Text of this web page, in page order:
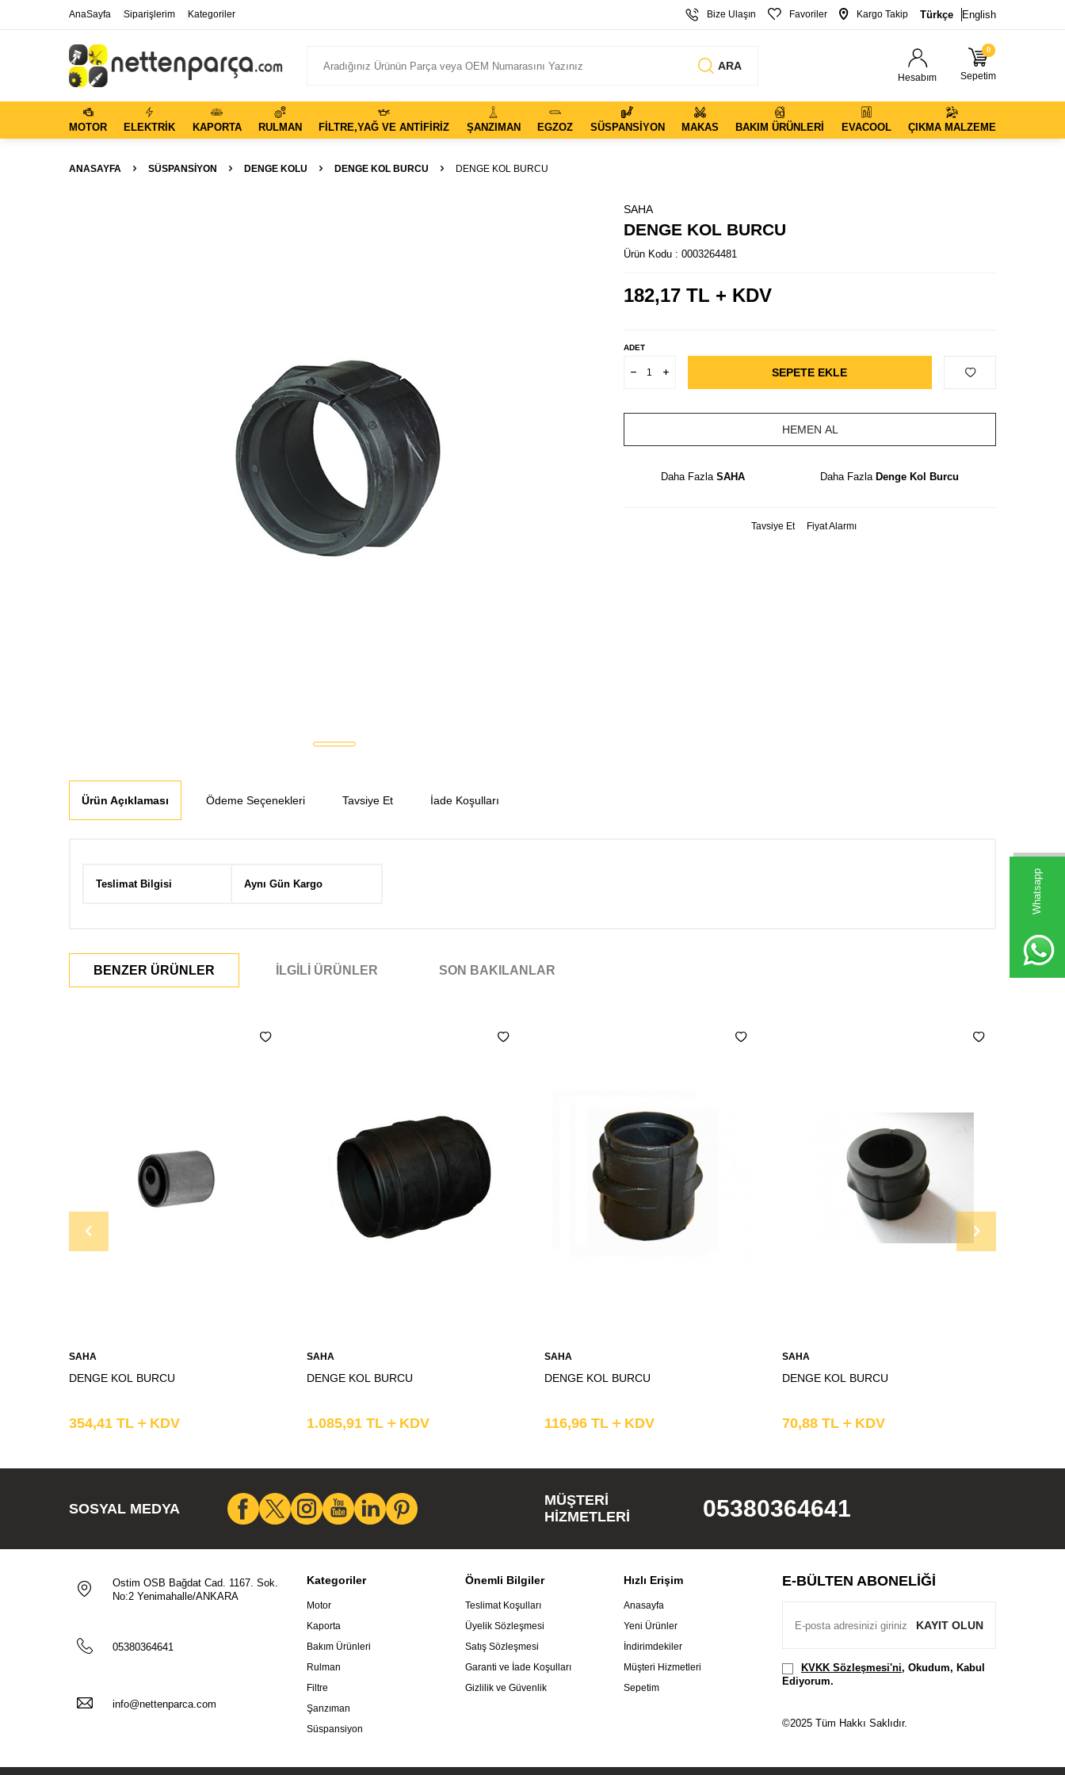
Whatsapp
AnaSayfa Siparişlerim Kategoriler Bize Ulaşın Favoriler Kargo Takip Türkçe English
ARA
Hesabım
0
Sepetim
MOTOR ELEKTRIK KAPORTA RULMAN FILTRE,YAĞ VE ANTIFIRIZ ŞANZIMAN EGZOZ SÜSPANSIYON MAKAS BAKIM ÜRÜNLERI EVACOOL ÇIKMA MALZEME
ANASAYFA SÜSPANSIYON DENGE KOLU DENGE KOL BURCU DENGE KOL BURCU
SAHA
DENGE KOL BURCU
Ürün Kodu : 0003264481
182,17 TL + KDV
ADET
SEPETE EKLE
HEMEN AL
Daha FazlaSAHA Daha Fazla Denge Kol Burcu
Tavsiye Et Fiyat Alarmı
Ürün Açıklaması Ödeme Seçenekleri Tavsiye Et İade Koşulları
Teslimat Bilgisi Aynı Gün Kargo
BENZER ÜRÜNLER İLGILI ÜRÜNLER SON BAKILANLAR
SAHA
DENGE KOL BURCU
354,41 TL KDV
SAHA
DENGE KOL BURCU
1.085,91 TL KDV
SAHA
DENGE KOL BURCU
116,96 TL KDV
SAHA
DENGE KOL BURCU
70,88 TL KDV
SOSYAL MEDYA
MÜŞTERI
HIZMETLERI
05380364641
Ostim OSB Bağdat Cad. 1167. Sok.
No:2 Yenimahalle/ANKARA
05380364641
info@nettenparca.com
Kategoriler
Motor
Kaporta
Bakım Ürünleri
Rulman
Filtre
Şanzıman
Süspansiyon
Önemli Bilgiler
Teslimat Koşulları
Üyelik Sözleşmesi
Satış Sözleşmesi
Garanti ve İade Koşulları
Gizlilik ve Güvenlik
Hızlı Erişim
Anasayfa
Yeni Ürünler
İndirimdekiler
Müşteri Hizmetleri
Sepetim
E-BÜLTEN ABONELIĞI
KAYIT OLUN
KVKK Sözleşmesi'ni, Okudum, Kabul
Ediyorum.
©2025 Tüm Hakkı Saklıdır.